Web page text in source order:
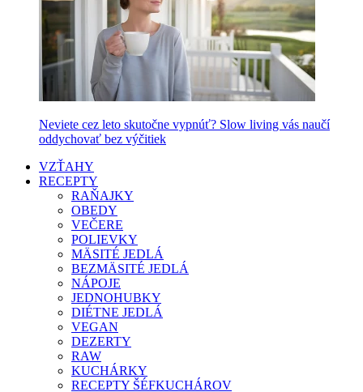
Neviete cez leto skutočne vypnúť? Slow living vás naučí
oddychovať bez výčitiek
VZŤAHY
RECEPTY
RAŇAJKY
OBEDY
VEČERE
POLIEVKY
MÄSITÉ JEDLÁ
BEZMÄSITÉ JEDLÁ
NÁPOJE
JEDNOHUBKY
DIÉTNE JEDLÁ
VEGAN
DEZERTY
RAW
KUCHÁRKY
RECEPTY ŠÉFKUCHÁROV